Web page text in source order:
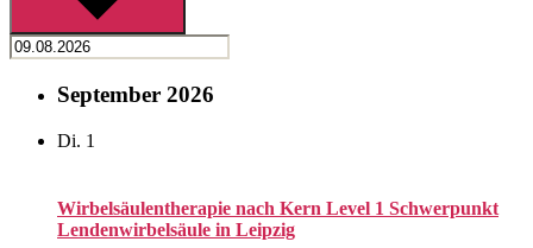
September 2026
Di. 1
Wirbelsäulentherapie nach Kern Level 1 Schwerpunkt
Lendenwirbelsäule in Leipzig